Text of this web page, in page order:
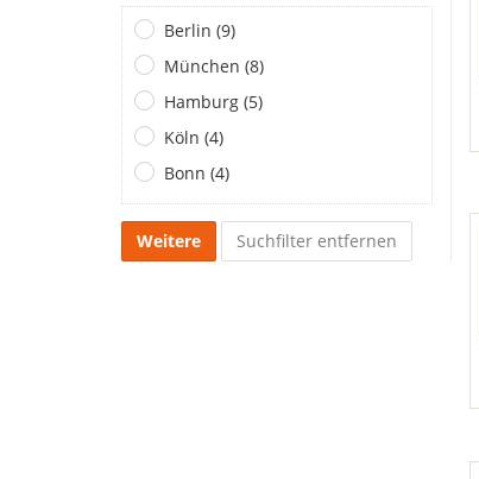
Berlin (9)
München (8)
Hamburg (5)
Köln (4)
Bonn (4)
Weitere Suchfilter entfernen